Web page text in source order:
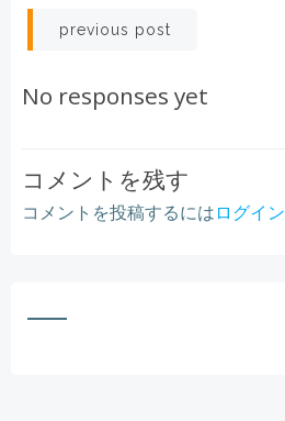
Post
navigation
previous post
No responses yet
コメントを残す
コメントを投稿するにはログイン